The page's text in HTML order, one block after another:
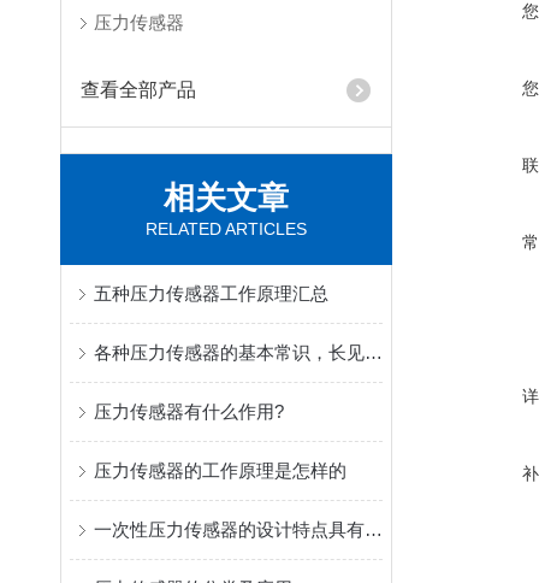
压力传感器
查看全部产品
相关文章
RELATED ARTICLES
五种压力传感器工作原理汇总
各种压力传感器的基本常识，长见识了！
压力传感器有什么作用?
压力传感器的工作原理是怎样的
一次性压力传感器的设计特点具有安全可靠性